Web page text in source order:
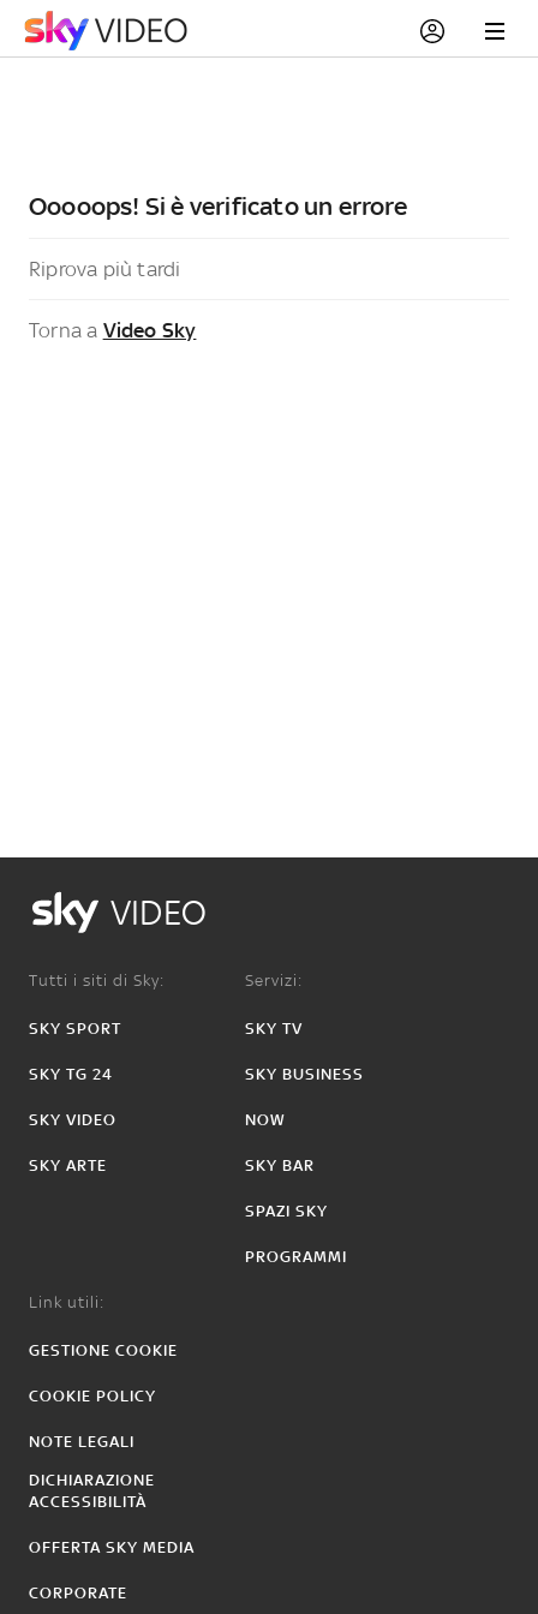
Ooooops! Si è verificato un errore
Riprova più tardi
Torna a Video Sky
VIDEO
Tutti i siti di Sky:
SKY SPORT
SKY TG 24
SKY VIDEO
SKY ARTE
Servizi:
SKY TV
SKY BUSINESS
NOW
SKY BAR
SPAZI SKY
PROGRAMMI
Link utili:
GESTIONE COOKIE
COOKIE POLICY
NOTE LEGALI
DICHIARAZIONE
ACCESSIBILITÀ
OFFERTA SKY MEDIA
CORPORATE